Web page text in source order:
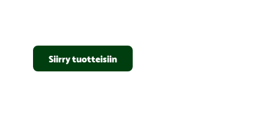
Siirry tuotteisiin